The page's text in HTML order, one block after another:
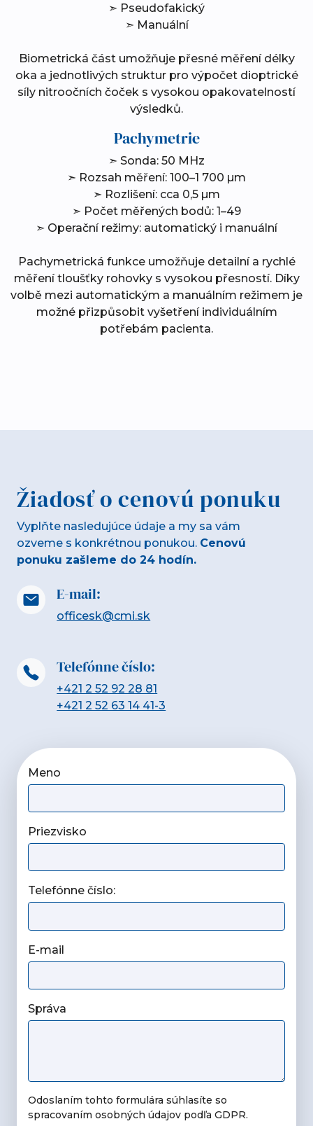
➣ Pseudofakický
➣ Manuální
Biometrická část umožňuje přesné měření délky
oka a jednotlivých struktur pro výpočet dioptrické
síly nitroočních čoček s vysokou opakovatelností
výsledků.
Pachymetrie
➣ Sonda: 50 MHz
➣ Rozsah měření: 100–1 700 µm
➣ Rozlišení: cca 0,5 µm
➣ Počet měřených bodů: 1–49
➣ Operační režimy: automatický i manuální
Pachymetrická funkce umožňuje detailní a rychlé
měření tloušťky rohovky s vysokou přesností. Díky
volbě mezi automatickým a manuálním režimem je
možné přizpůsobit vyšetření individuálním
potřebám pacienta.
Žiadosť o cenovú ponuku
Vyplňte nasledujúce údaje a my sa vám
ozveme s konkrétnou ponukou. Cenovú
ponuku zašleme do 24 hodín.
E-mail:
officesk@cmi.sk
Telefónne číslo:
+421 2 52 92 28 81
+421 2 52 63 14 41-3
Meno
Priezvisko
Telefónne číslo:
E-mail
Správa
Odoslaním tohto formulára súhlasíte so
spracovaním osobných údajov podľa GDPR.